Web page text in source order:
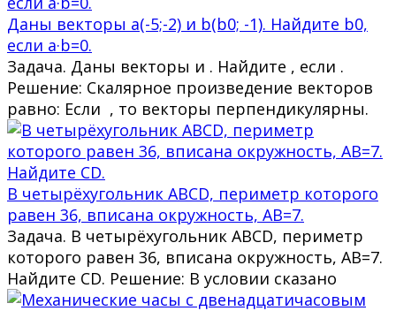
Даны векторы a(-5;-2) и b(b0; -1). Найдите b0,
если a·b=0.
Задача. Даны векторы и . Найдите , если .
Решение: Скалярное произведение векторов
равно: Если , то векторы перпендикулярны.
В четырёхугольник ABCD, периметр которого
равен 36, вписана окружность, AB=7.
Задача. В четырёхугольник ABCD, периметр
которого равен 36, вписана окружность, AB=7.
Найдите CD. Решение: В условии сказано